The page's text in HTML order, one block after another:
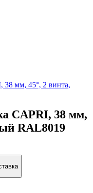
38 мм, 45°, 2 винта,
CAPRI, 38 мм,
RAL8019